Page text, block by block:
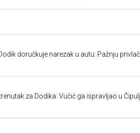
doručkuje narezak u autu: Pažnju
za Dodika: Vučić ga ispravljao u